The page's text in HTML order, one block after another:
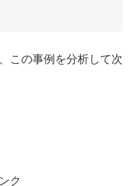
この事例を分析して次
ク